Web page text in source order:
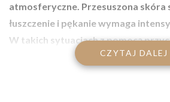
atmosferyczne. Przesuszona skóra
łuszczenie i pękanie wymaga
W takich sytuacjach z pomocą
kąpiele do stóp, które najlepiej
raz lub dwa razy w miesiącu. Z
CZYTAJ DALEJ